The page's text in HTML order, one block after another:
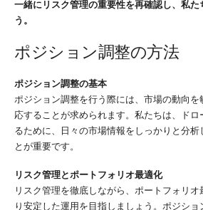
一緒にリスク管理の重要性を再確認し、私た
う。
ポジション調整の方法
ポジション調整の基本
ポジション調整を行う際には、市場の動向
応することが求められます。私たちは、ドロ
るために、日々の市場情報をしっかりと分析
とが重要です。
リスク管理とポートフォリオ最適化
リスク管理を徹底しながら、ポートフォリ
り安定した運用を目指しましょう。ポジショ